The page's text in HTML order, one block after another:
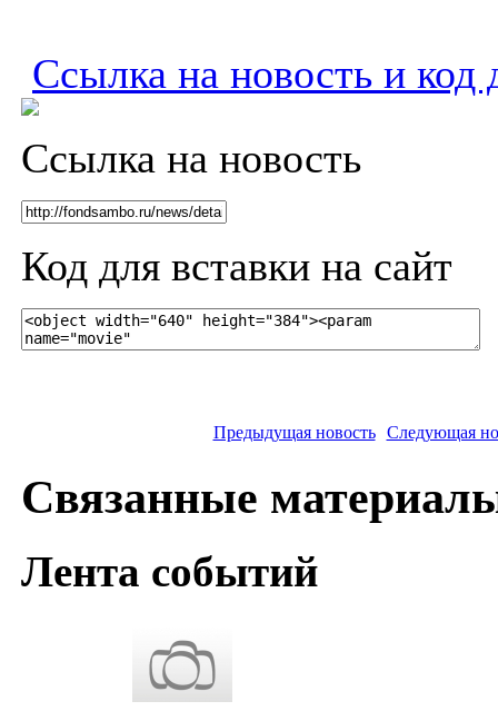
Ссылка на новость и код
Ссылка на новость
Код для вставки на сайт
Предыдущая новость Следующая
Связанные
Лента событий